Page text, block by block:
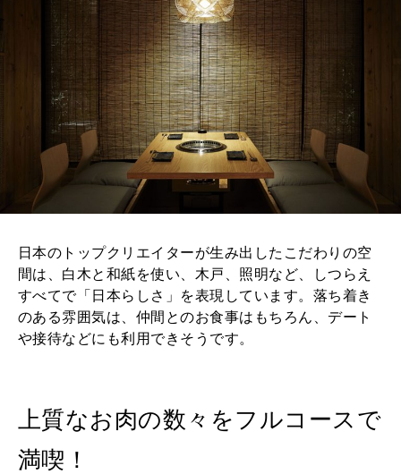
日本のトップクリエイターが生み出したこだわりの空
間は、白木と和紙を使い、木戸、照明など、しつらえ
すべてで「日本らしさ」を表現しています。落ち着き
のある雰囲気は、仲間とのお食事はもちろん、デート
や接待などにも利用できそうです。
上質なお肉の数々をフルコースで
満喫！